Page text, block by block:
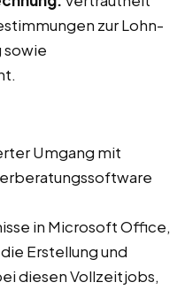
zur Lohn-
sowie
Umgang mit
in Microsoft Office,
Erstellung und
diesen Vollzeitjobs,